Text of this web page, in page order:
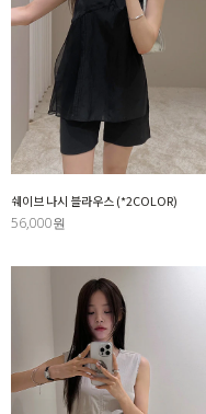
쉐이브 나시 블라우스 (*2COLOR)
56,000원